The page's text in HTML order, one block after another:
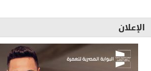
الإعلان